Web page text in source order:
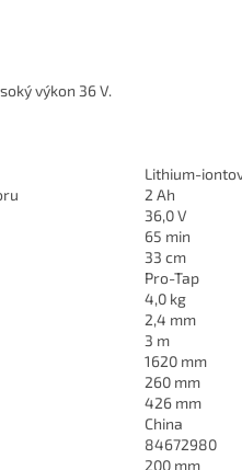
výkon 36 V.
Lithium-
2 Ah
36,0 V
65 min
33 cm
Pro-Tap
4,0 kg
2,4 mm
3 m
1620 mm
260 mm
426 mm
China
84672980
200 mm